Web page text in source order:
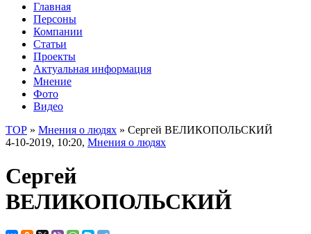
Главная
Персоны
Компании
Статьи
Проекты
Актуальная информация
Мнение
Фото
Видео
ТОР » Мнения о людях » Сергей ВЕЛИКОПОЛЬСКИЙ
4-10-2019, 10:20, Мнения о людях
Сергей
ВЕЛИКОПОЛЬСКИЙ